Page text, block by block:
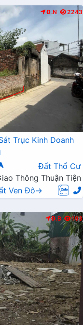
Đ.N 2243
Trục Kinh Doanh
Đất Thổ Cư
Thông Thuận Tiện
Ven Đô→
Đ.B 193